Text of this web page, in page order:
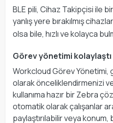
BLE pili, Cihaz Takipçisi ile
yanlış yere bırakılmış
olsa bile, hızlı ve kolayca
Görev yönetimi kolaylaştı
Workcloud Görev Yönetimi,
olarak önceliklendirmenizi
kullanıma hazır bir Zebra
otomatik olarak çalışanlar
paylaştırılabilir veya